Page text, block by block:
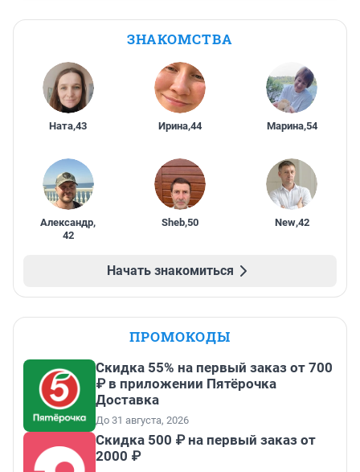
ЗНАКОМСТВА
Ната,43 Ирина,44 Марина,54
Александр,
42
Sheb,50 New,42
Начать знакомиться
ПРОМОКОДЫ
Скидка 55% на первый заказ от 700
₽ в приложении Пятёрочка
Доставка
До 31 августа, 2026
Скидка 500 ₽ на первый заказ от
2000 ₽